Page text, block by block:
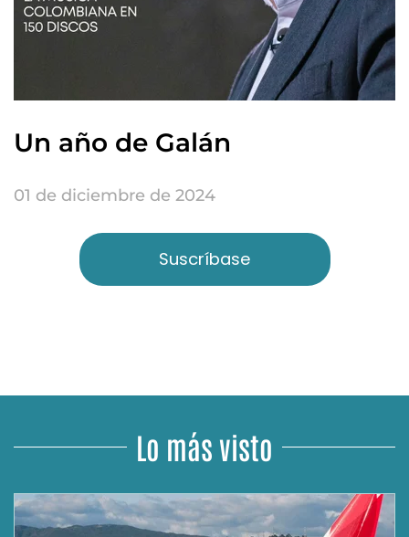
Un año de Galán
01 de diciembre de 2024
Suscríbase
Lo más visto